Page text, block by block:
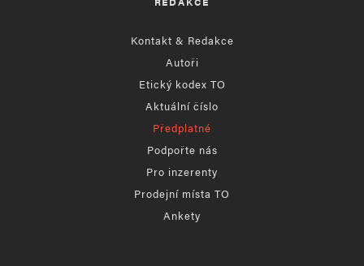
Kontakt & Redakce
Autoři
Etický kodex TO
Aktuální číslo
Předplatné
Podpořte nás
Pro inzerenty
Prodejní místa TO
Ankety